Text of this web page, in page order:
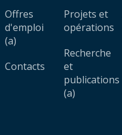
Offres
d'emploi
(a)
Contacts
Projets et
opérations
Recherche
et
publications
(a)